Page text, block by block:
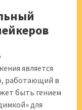
является
работающий в
быть гением
для